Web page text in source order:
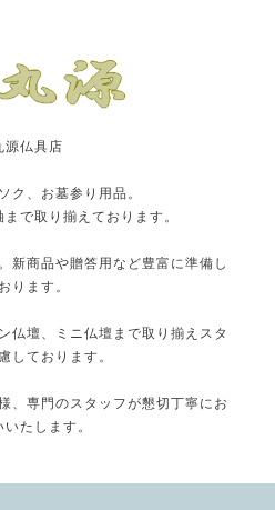
源仏具店
ク、お墓参り用品。
で取り揃えております。
新商品や贈答用など豊富に準備し
ります。
仏壇、ミニ仏壇まで取り揃えスタ
しております。
、専門のスタッフが懇切丁寧にお
たします。